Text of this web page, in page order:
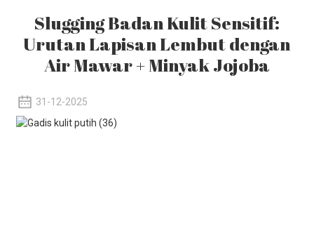
Slugging Badan Kulit Sensitif:
Urutan Lapisan Lembut dengan
Air Mawar + Minyak Jojoba
31-12-2025